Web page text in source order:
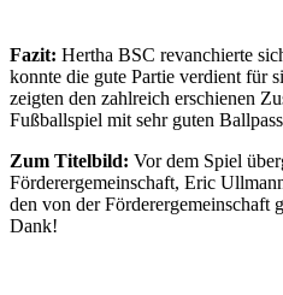
Fazit: Hertha BSC revanchierte
konnte die gute Partie verdient für
zeigten den zahlreich erschienen
Fußballspiel mit sehr guten
Zum Titelbild: Vor dem Spiel
Förderergemeinschaft, Eric
den von der Förderergemeinschaft
Dank!